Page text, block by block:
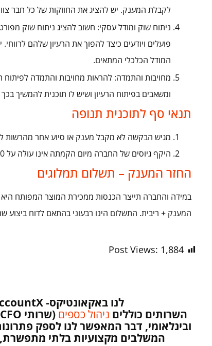
לקבלת המענק. יש להציג את החוזקות של כל חבר
ניתוח שוק ומודל עסקי: חשוב להציג ניתוח שוק
פועלים ויודעים כיצד להפוך את הרעיון שלהם
המודל הכלכלי המתאים.
מחויבות והתמדה: להראות מחויבות והתמדה
ומשאבים בפיתוח הרעיון ושיש לו תוכנית להמשיך
תנאי סף לתוכנית תנופה
מגיש הבקשה לא מקבל מענק או סיוע אחר מהרשות
היקף גיוסים של החברה מיום הקמתה אינו עולה על 500 אלף ש"ח
החזר המענק – תשלום תמלוגים
המענק + ריבית. התשלום הינו רבעוני בהתאם לדוח ביצוע
Post Views: 1,884
לנו באקאונטיקס-
השרותים כוללים ניהול כספים (שרותי CFO),
ובינלאומי, דבר המאפשר לנו לספק
המשלבים מקצועיות בלתי מתפשרת,